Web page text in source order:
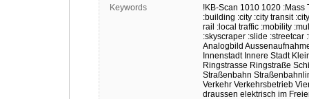
Keywords !KB-Scan 1010 1020 :Mass
:building :city :city transit
rail :local traffic :mobility
:skyscraper :slide :streetcar
Analogbild
Innenstadt Innere Stadt
Ringstrasse Ringstraße
Straßenbahn
Verkehr Verkehrsbetrieb
draussen elektrisch im